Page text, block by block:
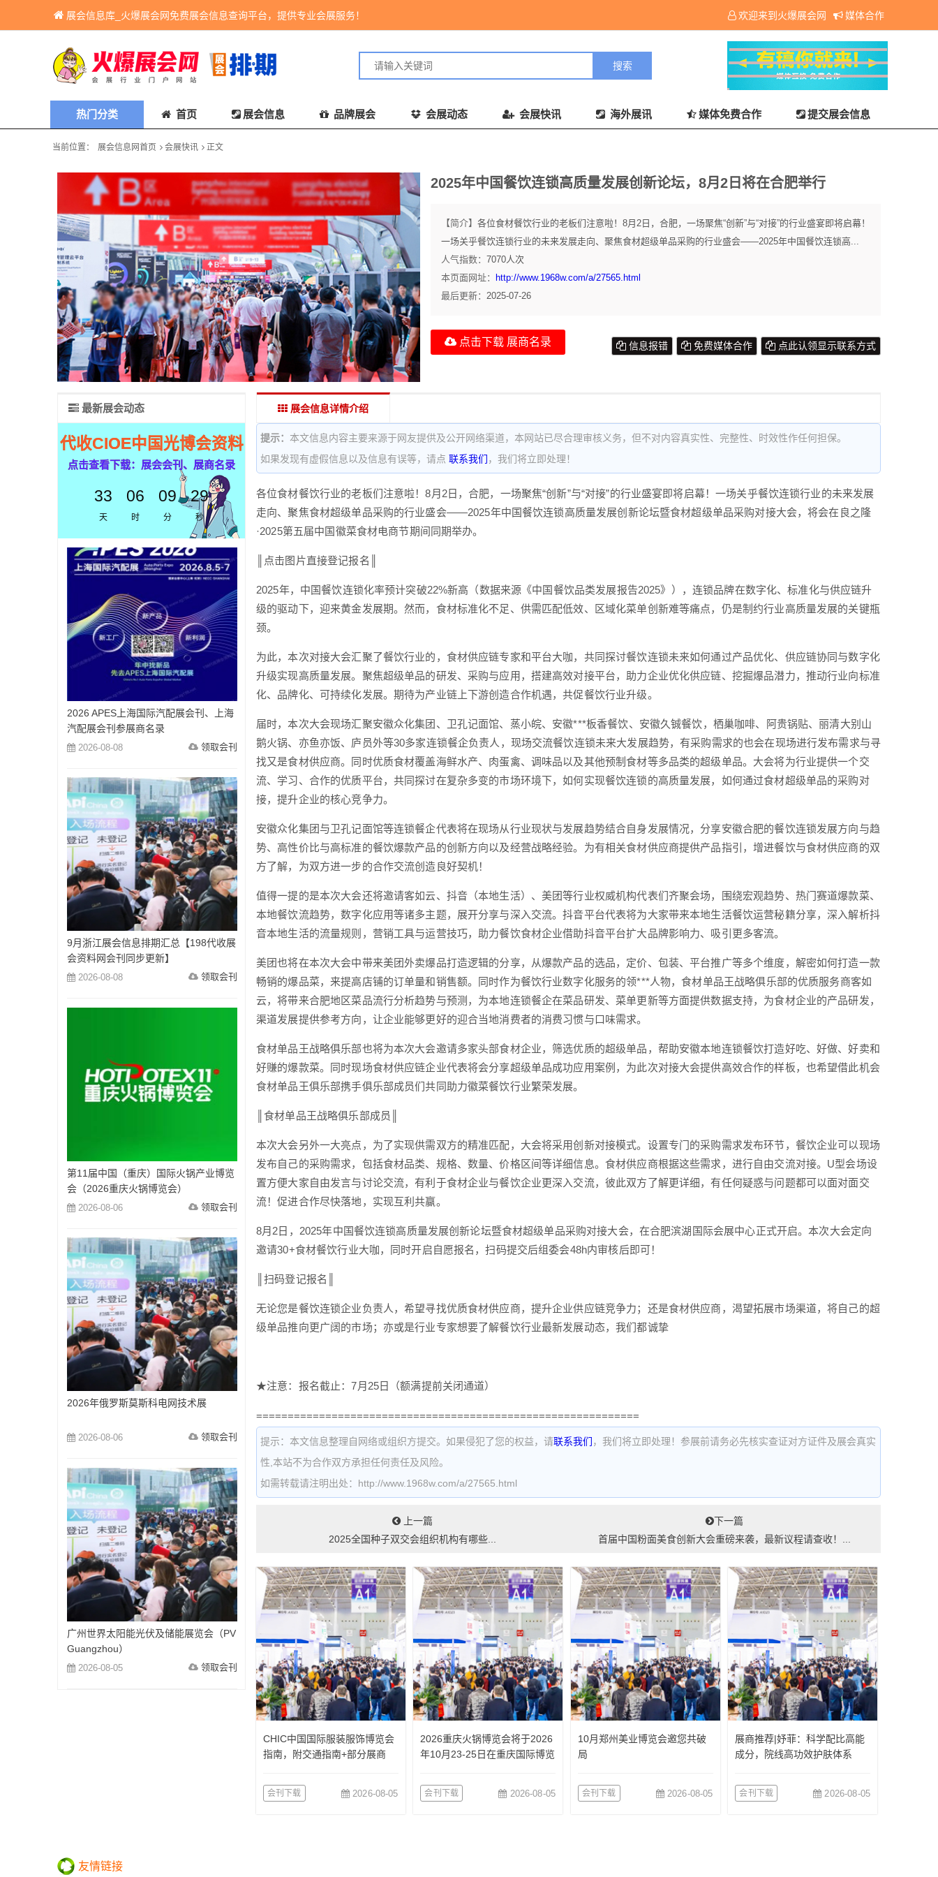
展会信息库_火爆展会网免费展会信息查询平台，提供专业会展服务！ 欢迎来到火爆展会网 媒体合作
热门分类 首页 展会信息 品牌展会 会展动态 会展快讯 海外展讯 媒体免费合作 提交展会信息
当前位置： 展会信息网首页 会展快讯 正文
2025年中国餐饮连锁高质量发展创新论坛，8月2日将在合肥举行
【简介】 各位食材餐饮行业的老板们注意啦！8月2日，合肥，一场聚焦“创新”与“对接”的行业盛宴即将启幕！
一场关乎餐饮连锁行业的未来发展走向、聚焦食材超级单品采购的行业盛会——2025年中国餐饮连锁高...
人气指数： 7070人次
本页面网址：
http://www.1968w.com/a/27565.html
最后更新： 2025-07-26
点击下载 展商名录 点此认领显示联系方式
免费媒体合作
信息报错
展会信息详情介绍
提示： 本文信息内容主要来源于网友提供及公开网络渠道，本网站已尽合理审核义务，但不对内容真实性、完整性、时效性作任何担保。
如果发现有虚假信息以及信息有误等，请点 联系我们 ，我们将立即处理！
各位食材餐饮行业的老板们注意啦！8月2日，合肥，一场聚焦“创新”与“对接”的行业盛宴即将启幕！一场关乎餐饮连锁行业的未来发展
走向、聚焦食材超级单品采购的行业盛会——2025年中国餐饮连锁高质量发展创新论坛暨食材超级单品采购对接大会，将会在良之隆
·2025第五届中国徽菜食材电商节期间同期举办。
║点击图片直接登记报名║
2025年，中国餐饮连锁化率预计突破22%新高（数据来源《中国餐饮品类发展报告2025》），连锁品牌在数字化、标准化与供应链升
级的驱动下，迎来黄金发展期。然而，食材标准化不足、供需匹配低效、区域化菜单创新难等痛点，仍是制约行业高质量发展的关键瓶
颈。
为此，本次对接大会汇聚了餐饮行业的，食材供应链专家和平台大咖，共同探讨餐饮连锁未来如何通过产品优化、供应链协同与数字化
升级实现高质量发展。聚焦超级单品的研发、采购与应用，搭建高效对接平台，助力企业优化供应链、挖掘爆品潜力，推动行业向标准
化、品牌化、可持续化发展。期待为产业链上下游创造合作机遇，共促餐饮行业升级。
届时，本次大会现场汇聚安徽众化集团、卫孔记面馆、蒸小皖、安徽***板香餐饮、安徽久铖餐饮，栖巢咖啡、阿贵锅贴、丽清大别山
鹅火锅、亦鱼亦饭、庐员外等30多家连锁餐企负责人，现场交流餐饮连锁未来大发展趋势，有采购需求的也会在现场进行发布需求与寻
找又是食材供应商。同时优质食材覆盖海鲜水产、肉蛋禽、调味品以及其他预制食材等多品类的超级单品。大会将为行业提供一个交
流、学习、合作的优质平台，共同探讨在复杂多变的市场环境下，如何实现餐饮连锁的高质量发展，如何通过食材超级单品的采购对
接，提升企业的核心竞争力。
安徽众化集团与卫孔记面馆等连锁餐企代表将在现场从行业现状与发展趋势结合自身发展情况，分享安徽合肥的餐饮连锁发展方向与趋
势、高性价比与高标准的餐饮爆款产品的创新方向以及经营战略经验。为有相关食材供应商提供产品指引，增进餐饮与食材供应商的双
方了解，为双方进一步的合作交流创造良好契机！
值得一提的是本次大会还将邀请客如云、抖音（本地生活）、美团等行业权威机构代表们齐聚会场，围绕宏观趋势、热门赛道爆款菜、
本地餐饮流趋势，数字化应用等诸多主题，展开分享与深入交流。抖音平台代表将为大家带来本地生活餐饮运营秘籍分享，深入解析抖
音本地生活的流量规则，营销工具与运营技巧，助力餐饮食材企业借助抖音平台扩大品牌影响力、吸引更多客流。
美团也将在本次大会中带来美团外卖爆品打造逻辑的分享，从爆款产品的选品，定价、包装、平台推广等多个维度，解密如何打造一款
畅销的爆品菜，来提高店铺的订单量和销售额。同时作为餐饮行业数字化服务的领***人物，食材单品王战略俱乐部的优质服务商客如
云，将带来合肥地区菜品流行分析趋势与预测，为本地连锁餐企在菜品研发、菜单更新等方面提供数据支持，为食材企业的产品研发，
渠道发展提供参考方向，让企业能够更好的迎合当地消费者的消费习惯与口味需求。
食材单品王战略俱乐部也将为本次大会邀请多家头部食材企业，筛选优质的超级单品，帮助安徽本地连锁餐饮打造好吃、好做、好卖和
好赚的爆款菜。同时现场食材供应链企业代表将会分享超级单品成功应用案例，为此次对接大会提供高效合作的样板，也希望借此机会
食材单品王俱乐部携手俱乐部成员们共同助力徽菜餐饮行业繁荣发展。
║食材单品王战略俱乐部成员║
本次大会另外一大亮点，为了实现供需双方的精准匹配，大会将采用创新对接模式。设置专门的采购需求发布环节，餐饮企业可以现场
发布自己的采购需求，包括食材品类、规格、数量、价格区间等详细信息。食材供应商根据这些需求，进行自由交流对接。U型会场设
置方便大家自由发言与讨论交流，有利于食材企业与餐饮企业更深入交流，彼此双方了解更详细，有任何疑惑与问题都可以面对面交
流！促进合作尽快落地，实现互利共赢。
8月2日，2025年中国餐饮连锁高质量发展创新论坛暨食材超级单品采购对接大会，在合肥滨湖国际会展中心正式开启。本次大会定向
邀请30+食材餐饮行业大咖，同时开启自愿报名，扫码提交后组委会48h内审核后即可！
║扫码登记报名║
无论您是餐饮连锁企业负责人，希望寻找优质食材供应商，提升企业供应链竞争力；还是食材供应商，渴望拓展市场渠道，将自己的超
级单品推向更广阔的市场；亦或是行业专家想要了解餐饮行业最新发展动态，我们都诚挚
★注意：报名截止：7月25日（额满提前关闭通道）
=============================================================
提示：本文信息整理自网络或组织方提交。如果侵犯了您的权益，请联系我们 ，我们将立即处理！参展前请务必先核实查证对方证件及展会真实
性,本站不为合作双方承担任何责任及风险。
如需转载请注明出处：http://www.1968w.com/a/27565.html
上一篇
2025全国种子双交会组织机构有哪些...
下一篇
首届中国粉面美食创新大会重磅来袭，最新议程请查收！...
CHIC中国国际服装服饰博览会
指南，附交通指南+部分展商
会刊下载 2026-08-05
2026重庆火锅博览会将于2026
年10月23-25日在重庆国际博览
会刊下载 2026-08-05
10月郑州美业博览会邀您共破
局
会刊下载 2026-08-05
展商推荐|妤菲：科学配比高能
成分，院线高功效护肤体系
会刊下载 2026-08-05
最新展会动态
代收CIOE中国光博会资料
点击查看下载：展会会刊、展商名录
33
天
06
时
09
分
28
秒
2026 APES上海国际汽配展会刊、上海
汽配展会刊参展商名录
2026-08-08 领取会刊
9月浙江展会信息排期汇总【198代收展
会资料网会刊同步更新】
2026-08-08 领取会刊
第11届中国（重庆）国际火锅产业博览
会（2026重庆火锅博览会）
2026-08-06 领取会刊
2026年俄罗斯莫斯科电网技术展
2026-08-06 领取会刊
广州世界太阳能光伏及储能展览会（PV
Guangzhou）
2026-08-05 领取会刊
友情链接